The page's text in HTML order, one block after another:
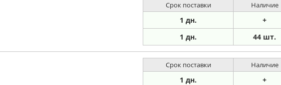
Срок поставки Наличие
1 дн. +
1 дн. 44 шт.
Срок поставки Наличие
1 дн. +